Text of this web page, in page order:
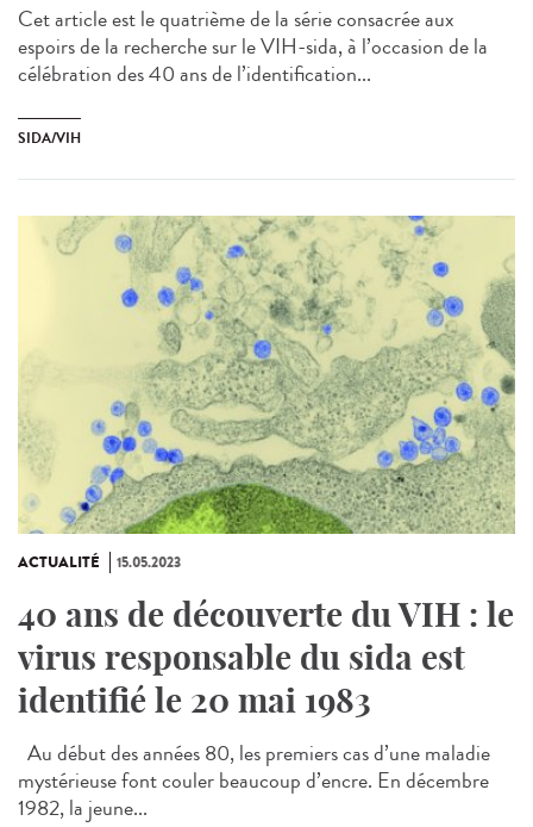
Cet article est le quatrième de la série consacrée aux
espoirs de la recherche sur le VIH-sida, à l’occasion de la
célébration des 40 ans de l’identification...
SIDA/VIH
ACTUALITÉ 15.05.2023
40 ans de découverte du VIH : le
virus responsable du sida est
identifié le 20 mai 1983
Au début des années 80, les premiers cas d’une maladie
mystérieuse font couler beaucoup d’encre. En décembre
1982, la jeune...